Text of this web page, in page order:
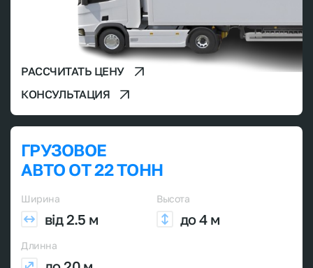
РАССЧИТАТЬ ЦЕНУ
КОНСУЛЬТАЦИЯ
ГРУЗОВОЕ
АВТО ОТ 22 ТОНН
Ширина
від 2.5 м
Высота
до 4 м
Длинна